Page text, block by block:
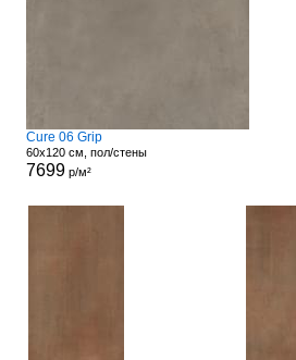
Cure 06 Grip
60x120 см, пол/стены
7699р/м²